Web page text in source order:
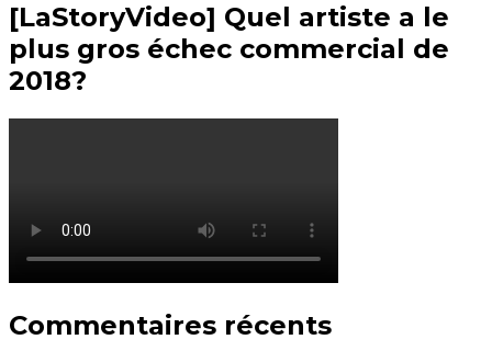
[LaStoryVideo] Quel artiste a le
plus gros échec commercial de
2018?
Commentaires récents